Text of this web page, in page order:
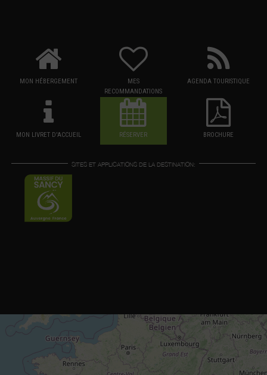
MON HÉBERGEMENT
MES
RECOMMANDATIONS
AGENDA TOURISTIQUE
MON LIVRET D'ACCUEIL RÉSERVER BROCHURE
SITES ET APPLICATIONS DE LA DESTINATION: